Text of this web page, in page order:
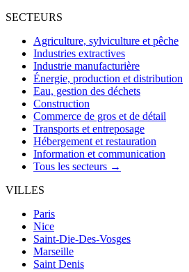
SECTEURS
Agriculture, sylviculture et pêche
Industries extractives
Industrie manufacturière
Énergie, production et distribution
Eau, gestion des déchets
Construction
Commerce de gros et de détail
Transports et entreposage
Hébergement et restauration
Information et communication
Tous les secteurs →
VILLES
Paris
Nice
Saint-Die-Des-Vosges
Marseille
Saint Denis